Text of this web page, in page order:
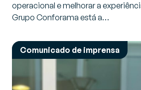
operacional e melhorar a
Grupo Conforama está a…
Comunicado de imprensa